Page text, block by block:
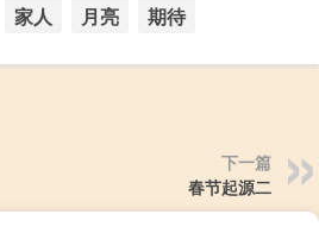
家人 月亮 期待
下一篇
春节起源二